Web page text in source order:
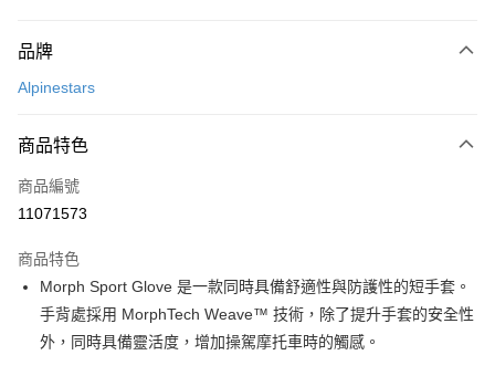
信用卡一次付款
3 期 0 利率 每期
合作金庫商業銀行
上海商業儲蓄銀行
臺灣中小企業銀行
匯豐（台灣）商業銀行
華泰商業銀行
聯邦商業銀行
遠東國際商業銀行
元大商業銀行
永豐商業銀行
超商取貨付款
LINE Pay
Apple Pay
街口支付
悠遊付
品牌
Alpinestars
商品特色
商品編號
11071573
商品特色
Morph Sport Glove 是一款同時具備舒適性與防護性的短手套。
手背處採用 MorphTech Weave™ 技術，除了提升手套的安全性
外，同時具備靈活度，增加操駕摩托車時的觸感。